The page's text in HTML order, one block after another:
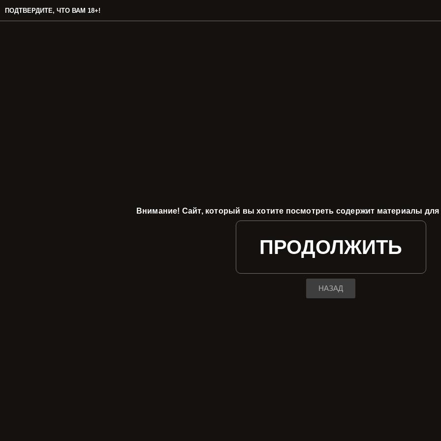
ПОДТВЕРДИТЕ, ЧТО ВАМ 18+!
Внимание! Сайт, который вы хотите посмотреть содержит материалы
ПРОДОЛЖИТЬ
НАЗАД